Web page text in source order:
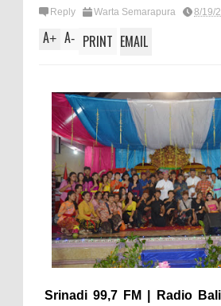
Reply Warta Semarapura 8/19/
A+ A- PRINT EMAIL
Srinadi 99,7 FM | Radio